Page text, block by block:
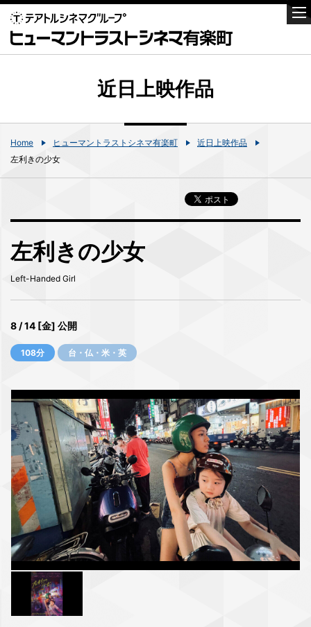
近日上映作品
Home ヒューマントラストシネマ有楽町
近日上映作品
左利きの少女
左利きの少女
Left-Handed Girl
8 / 14 [金] 公開
108分 台・仏・米・英